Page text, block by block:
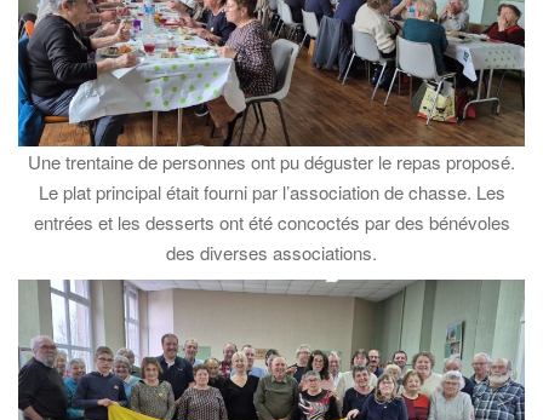
Une trentaine de personnes ont pu déguster le repas proposé.
Le plat principal était fourni par l’association de chasse. Les
entrées et les desserts ont été concoctés par des bénévoles
des diverses associations.